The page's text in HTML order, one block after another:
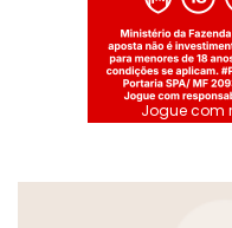
Jogue com